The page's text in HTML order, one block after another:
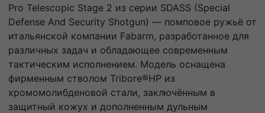
Pro Telescopic Stage 2 из серии SDASS (Special
Defense And Security Shotgun) — помповое ружьё от
итальянской компании Fabarm, разработанное для
различных задач и обладающее современным
тактическим исполнением. Модель оснащена
фирменным стволом Tribore®HP из
хромомолибденовой стали, заключённым в
защитный кожух и дополненным дульным